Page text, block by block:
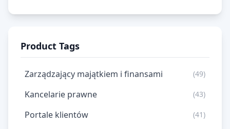
Product Tags
Zarządzający majątkiem i finansami (49)
Kancelarie prawne (43)
Portale klientów (41)